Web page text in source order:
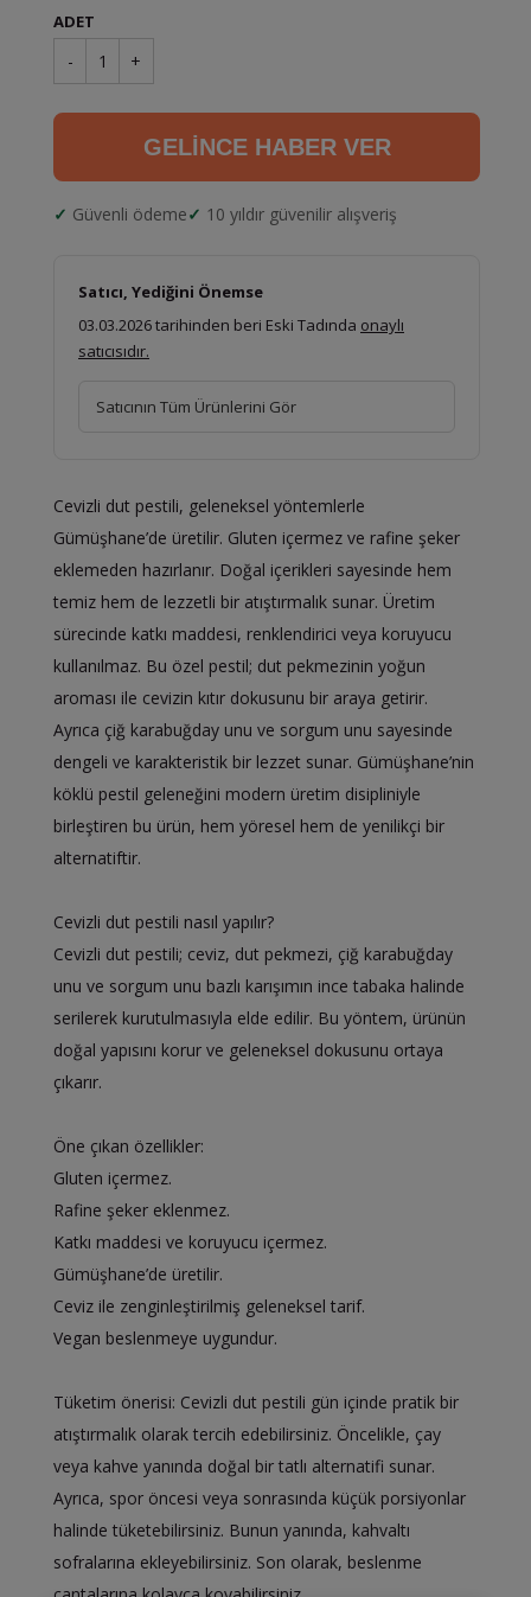
ADET
- 1 +
GELİNCE HABER VER
Güvenli ödeme 10 yıldır güvenilir alışveriş
Satıcı, Yediğini Önemse
03.03.2026 tarihinden beri Eski Tadında onaylı
satıcısıdır.
Satıcının Tüm Ürünlerini Gör
Cevizli dut pestili, geleneksel yöntemlerle
Gümüşhane’de üretilir. Gluten içermez ve rafine şeker
eklemeden hazırlanır. Doğal içerikleri sayesinde hem
temiz hem de lezzetli bir atıştırmalık sunar. Üretim
sürecinde katkı maddesi, renklendirici veya koruyucu
kullanılmaz. Bu özel pestil; dut pekmezinin yoğun
aroması ile cevizin kıtır dokusunu bir araya getirir.
Ayrıca çiğ karabuğday unu ve sorgum unu sayesinde
dengeli ve karakteristik bir lezzet sunar. Gümüşhane’nin
köklü pestil geleneğini modern üretim disipliniyle
birleştiren bu ürün, hem yöresel hem de yenilikçi bir
alternatiftir.
Cevizli dut pestili nasıl yapılır?
Cevizli dut pestili; ceviz, dut pekmezi, çiğ karabuğday
unu ve sorgum unu bazlı karışımın ince tabaka halinde
serilerek kurutulmasıyla elde edilir. Bu yöntem, ürünün
doğal yapısını korur ve geleneksel dokusunu ortaya
çıkarır.
Öne çıkan özellikler:
Gluten içermez.
Rafine şeker eklenmez.
Katkı maddesi ve koruyucu içermez.
Gümüşhane’de üretilir.
Ceviz ile zenginleştirilmiş geleneksel tarif.
Vegan beslenmeye uygundur.
Tüketim önerisi: Cevizli dut pestili gün içinde pratik bir
atıştırmalık olarak tercih edebilirsiniz. Öncelikle, çay
veya kahve yanında doğal bir tatlı alternatifi sunar.
Ayrıca, spor öncesi veya sonrasında küçük porsiyonlar
halinde tüketebilirsiniz. Bunun yanında, kahvaltı
sofralarına ekleyebilirsiniz. Son olarak, beslenme